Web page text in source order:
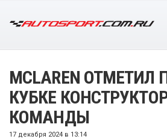
MCLAREN ОТМЕТИЛ
КУБКЕ
КОМАНДЫ
17 декабря 2024 в 13:14